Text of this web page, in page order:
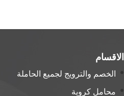
الاقسام
الخصم والترويج لجميع الحاملة
محامل كروية